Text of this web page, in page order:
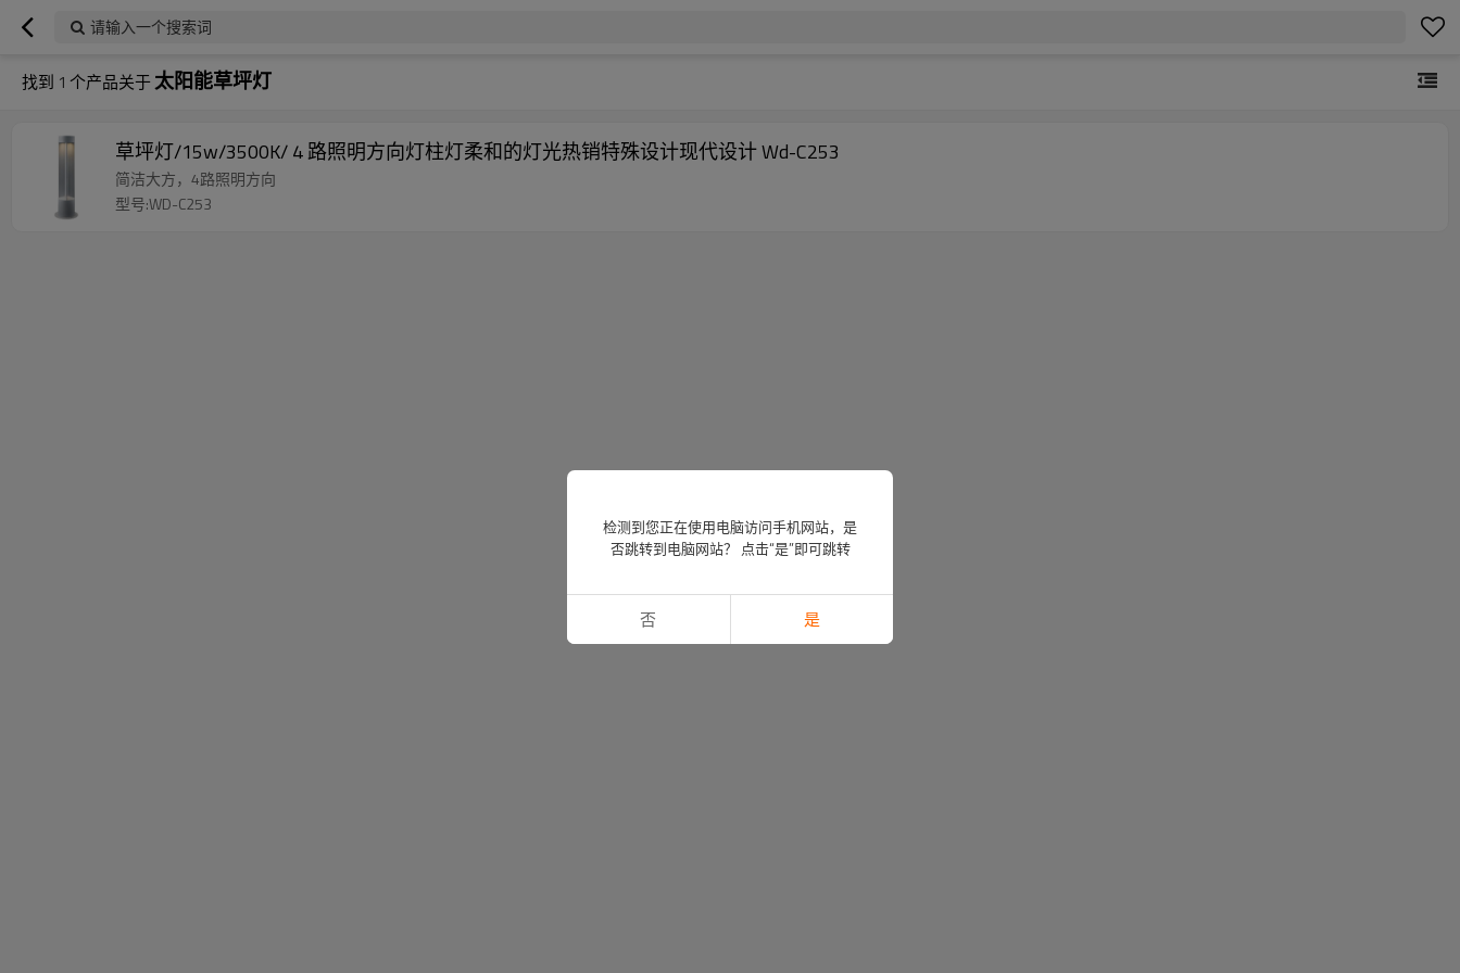
请输入一个搜索词
找到 1 个产品关于太阳能草坪灯
草坪灯/15w/3500K/ 4 路照明方向灯柱灯柔和的灯光热销特殊设计现代设计 Wd-C253
简洁大方，4路照明方向
型号:WD-C253
检测到您正在使用电脑访问手机网站，是
否跳转到电脑网站？ 点击“是”即可跳转
否 是